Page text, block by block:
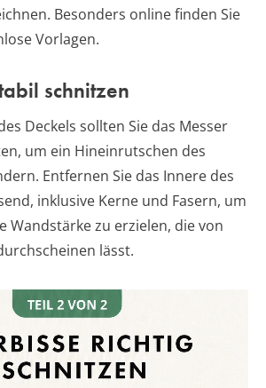
Besonders online finden Sie
Vorlagen.
schnitzen
Deckels sollten Sie das Messer
um ein Hineinrutschen des
Entfernen Sie das Innere des
inklusive Kerne und Fasern, um
Wandstärke zu erzielen, die von
lässt.